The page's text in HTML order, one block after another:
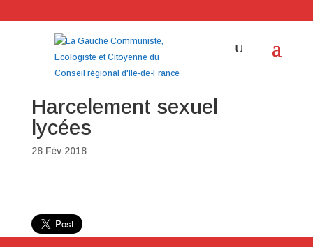
Harcelement sexuel
lycées
28 Fév 2018